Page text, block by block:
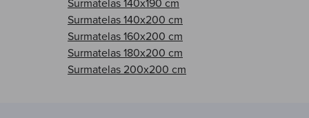
Surmatelas 140x200 cm
Surmatelas 160x200 cm
Surmatelas 180x200 cm
Surmatelas 200x200 cm